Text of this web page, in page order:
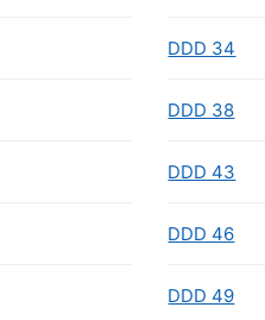
DDD 34
DDD 38
DDD 43
DDD 46
DDD 49